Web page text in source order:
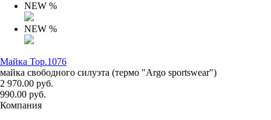
NEW %
NEW %
Майка Top.1076
майка свободного силуэта (термо "Argo sportswear")
2 970.00 руб.
990.00 руб.
Компания